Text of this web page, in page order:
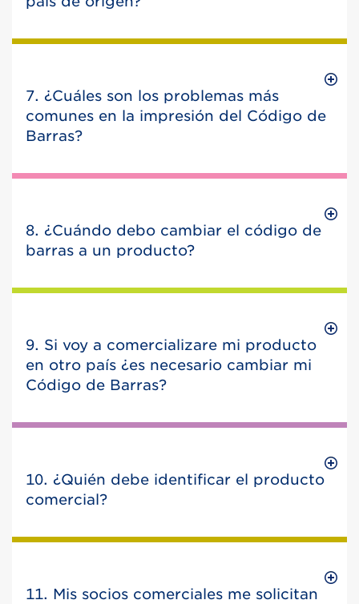
7. ¿Cuáles son los problemas más
comunes en la impresión del Código de
Barras?
8. ¿Cuándo debo cambiar el código de
barras a un producto?
9. Si voy a comercializare mi producto
en otro país ¿es necesario cambiar mi
Código de Barras?
10. ¿Quién debe identificar el producto
comercial?
11. Mis socios comerciales me solicitan